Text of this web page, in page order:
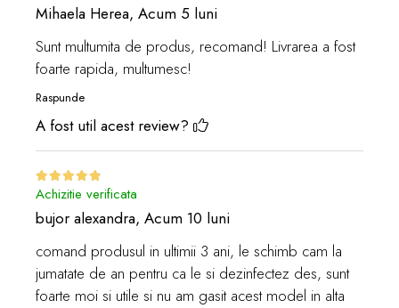
Mihaela Herea, Acum 5 luni
Sunt multumita de produs, recomand! Livrarea a fost
foarte rapida, multumesc!
Raspunde
A fost util acest review?
Achizitie verificata
bujor alexandra, Acum 10 luni
comand produsul in ultimii 3 ani, le schimb cam la
jumatate de an pentru ca le si dezinfectez des, sunt
foarte moi si utile si nu am gasit acest model in alta